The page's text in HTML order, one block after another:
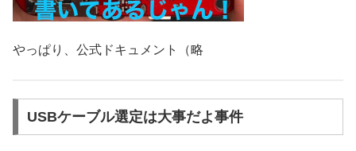
やっぱり、公式ドキュメント（略
USBケーブル選定は大事だよ事件